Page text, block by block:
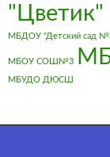
"Цветик"
МБДОУ "Детский сад
МБОУ СОШ№3
МБУДО ДЮСШ